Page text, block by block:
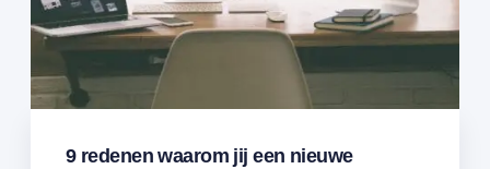
9 redenen waarom jij een nieuwe